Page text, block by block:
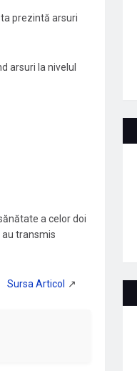
prezintă arsuri
arsuri la nivelul
a celor doi
au transmis